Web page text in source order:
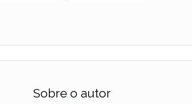
Sobre o autor